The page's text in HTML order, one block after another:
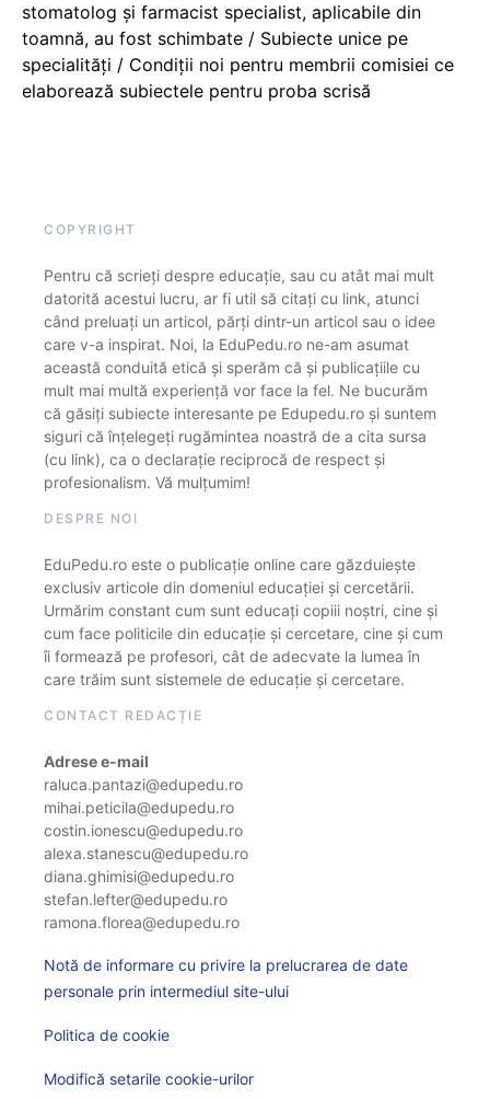
stomatolog și farmacist specialist, aplicabile din
toamnă, au fost schimbate / Subiecte unice pe
specialități / Condiții noi pentru membrii comisiei ce
elaborează subiectele pentru proba scrisă
COPYRIGHT
Pentru că scrieți despre educație, sau cu atât mai mult
datorită acestui lucru, ar fi util să citați cu link, atunci
când preluați un articol, părți dintr-un articol sau o idee
care v-a inspirat. Noi, la EduPedu.ro ne-am asumat
această conduită etică și sperăm că și publicațiile cu
mult mai multă experiență vor face la fel. Ne bucurăm
că găsiți subiecte interesante pe Edupedu.ro și suntem
siguri că înțelegeți rugămintea noastră de a cita sursa
(cu link), ca o declarație reciprocă de respect și
profesionalism. Vă mulțumim!
DESPRE NOI
EduPedu.ro este o publicație online care găzduiește
exclusiv articole din domeniul educației și cercetării.
Urmărim constant cum sunt educați copiii noștri, cine și
cum face politicile din educație și cercetare, cine și cum
îi formează pe profesori, cât de adecvate la lumea în
care trăim sunt sistemele de educație și cercetare.
CONTACT REDACȚIE
Adrese e-mail
raluca.pantazi@edupedu.ro
mihai.peticila@edupedu.ro
costin.ionescu@edupedu.ro
alexa.stanescu@edupedu.ro
diana.ghimisi@edupedu.ro
stefan.lefter@edupedu.ro
ramona.florea@edupedu.ro
Notă de informare cu privire la prelucrarea de date
personale prin intermediul site-ului
Politica de cookie
Modifică setarile cookie-urilor